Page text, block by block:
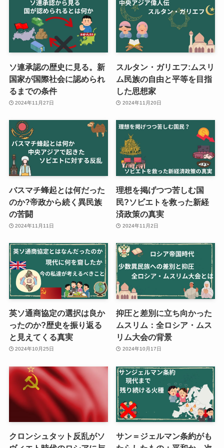
ソ連承認の歴史に見る。新
国家が国際社会に認められ
るまでの条件
2024年11月27日
スルタン・ガリエフ:ムスリ
ム民族の自由と平等を目指
した思想家
2024年11月20日
バスマチ蜂起とは何だった
のか?帝政から続く異民族
の苦闘
2024年11月11日
理想を掲げつつ苦しむ国
民?ソビエトを救った新経
済政策の真実
2024年11月2日
英ソ通商協定の選択は良か
ったのか?歴史を振り返る
と見えてくる真実
2024年10月25日
抑圧と差別に立ち向かった
ムスリム：全ロシア・ムス
リム大会の背景
2024年10月17日
クロンシュタット反乱がソ
サン＝ジェルマン条約がも